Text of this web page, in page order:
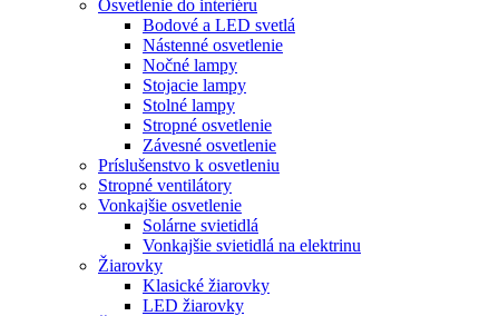
Osvetlenie do interiéru
Bodové a LED svetlá
Nástenné osvetlenie
Nočné lampy
Stojacie lampy
Stolné lampy
Stropné osvetlenie
Závesné osvetlenie
Príslušenstvo k osvetleniu
Stropné ventilátory
Vonkajšie osvetlenie
Solárne svietidlá
Vonkajšie svietidlá na elektrinu
Žiarovky
Klasické žiarovky
LED žiarovky